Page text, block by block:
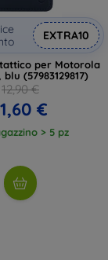
EXTRA10
per Motorola
blu (57983129817)
12,90 €
€
> 5 pz